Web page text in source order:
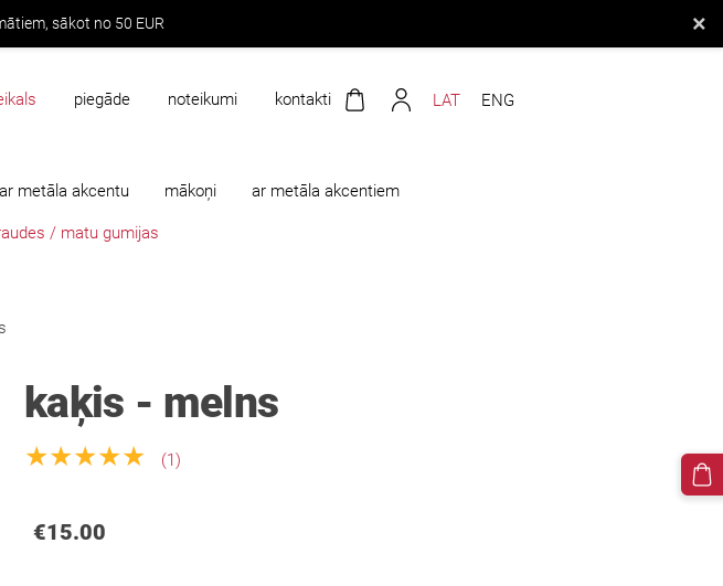
sākot no 50 EUR ×
piegāde noteikumi kontakti LAT ENG
ar metāla akcentu mākoņi ar metāla akcentiem
/ matu gumijas
kaķis - melns
★★★★★ (1)
€15.00